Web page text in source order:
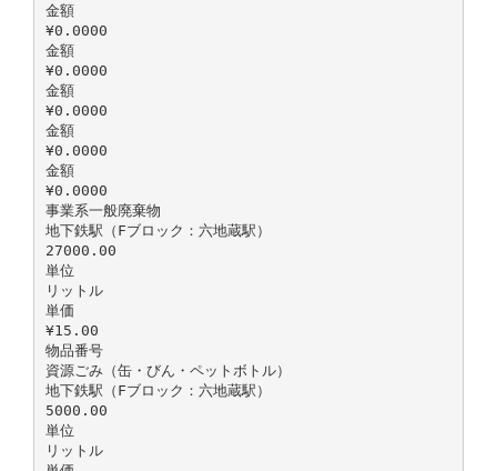
金額
¥0.0000
金額
¥0.0000
金額
¥0.0000
金額
¥0.0000
金額
¥0.0000
事業系一般廃棄物
地下鉄駅（Fブロック：六地蔵駅）
27000.00
単位
リットル
単価
¥15.00
物品番号
資源ごみ（缶・びん・ペットボトル）
地下鉄駅（Fブロック：六地蔵駅）
5000.00
単位
リットル